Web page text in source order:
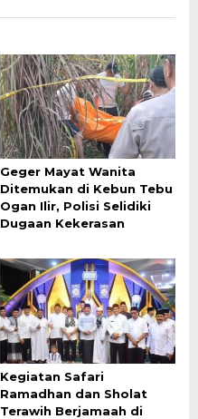
Geger Mayat Wanita
Ditemukan di Kebun Tebu
Ogan Ilir, Polisi Selidiki
Dugaan Kekerasan
Kegiatan Safari
Ramadhan dan Sholat
Terawih Berjamaah di